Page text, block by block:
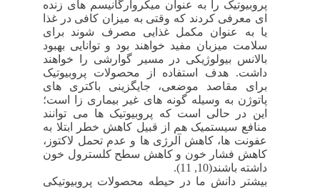
پروبیوتیک را به عنوان میکروارگانیسم های زنده
ای معرفی کردند که وقتی به میزان کافی در غذا
یا به عنوان مکمل غذایی مصرف شوند برای
سلامت میزبان مفید خواهند بود و توانایی بهبود
بالانس بیولوژیکی در مسیر گوارشی را خواهند
داشت. هدف استفاده از محصولات پروبیوتیک
برای مقاصد موضعی، جایگزینی باکتری های
پاتوژن به وسیله گونه های غیر بیماری زا است؛
این در حالی است که پروبیوتیک ها می توانند
منافع سیستمیک هم از قبیل کاهش خطر ابتلا به
عفونت ها، کاهش آلرژی ها و عدم تحمل لاکتوز،
کاهش فشار خون و کاهش سطح کلسترول خون
داشته باشند(10, 11).
بیشتر دانش ما در حیطه محصولات پروبیوتیکی